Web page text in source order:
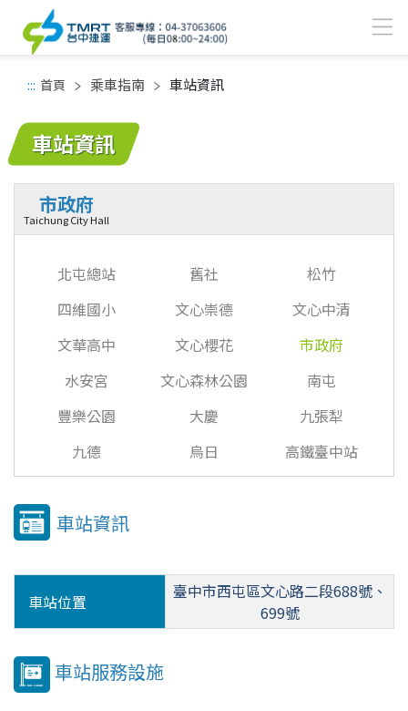
::: 中間主要內容區
首頁 乘車指南 車站資訊
車站資訊
市政府
Taichung City Hall
北屯總站 舊社
松竹
四維國小
文心崇德
文心中清
文華高中
文心櫻花
市政府
水安宮
文心森林公園
南屯
豐樂公園
大慶
九張犁
九德
烏日 高鐵臺中站
車站資訊
車站位置
臺中市西屯區文心路二段688號、
699號
車站服務設施